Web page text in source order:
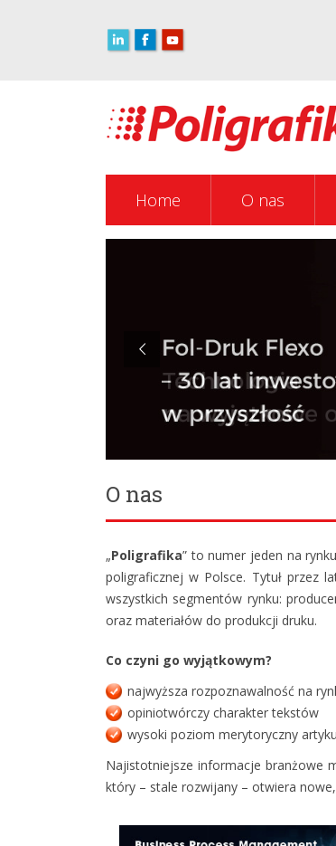
Home O nas
O nas
„Poligrafika” to numer jeden na
poligraficznej w Polsce. Tytuł przez
wszystkich segmentów rynku:
oraz materiałów do produkcji druku.
Co czyni go wyjątkowym?
najwyższa rozpoznawalność na
opiniotwórczy charakter tekstów
wysoki poziom merytoryczny
Najistotniejsze informacje branżowe
który – stale rozwijany – otwiera